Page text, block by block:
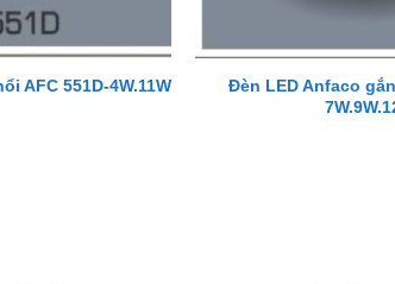
AFC 551D-4W.11W
Đèn LED Anfaco